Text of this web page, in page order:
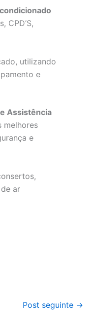
CPD’S,
utilizando
e
Assistência
melhores
e
ar
Post seguinte →